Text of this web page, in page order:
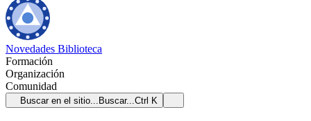
Novedades Biblioteca
Formación
Organización
Comunidad
Buscar en el sitio... Buscar...Ctrl K